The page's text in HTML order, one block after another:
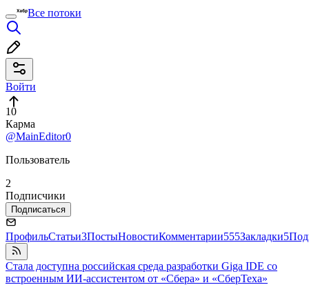
Все потоки
Войти
10
Карма
@MainEditor0
Пользователь
2
Подписчики
Подписаться
ПрофильСтатьи3ПостыНовостиКомментарии555Закладки5
Стала доступна российская среда разработки Giga IDE со
встроенным ИИ-ассистентом от «Сбера» и «СберТеха»